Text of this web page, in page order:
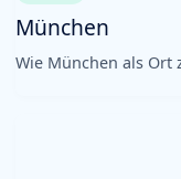
München
Wie München als Ort